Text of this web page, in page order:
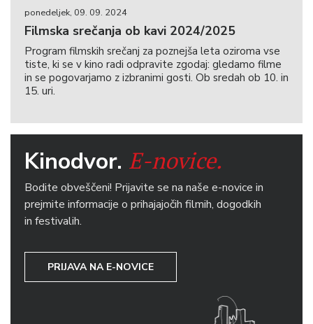
ponedeljek, 09. 09. 2024
Filmska srečanja ob kavi 2024/2025
Program filmskih srečanj za poznejša leta oziroma vse
tiste, ki se v kino radi odpravite zgodaj: gledamo filme
in se pogovarjamo z izbranimi gosti. Ob sredah ob 10. in
15. uri.
Kinodvor. E-novice.
Bodite obveščeni! Prijavite se na naše e-novice in
prejmite informacije o prihajajočih filmih, dogodkih
in festivalih.
PRIJAVA NA E-NOVICE